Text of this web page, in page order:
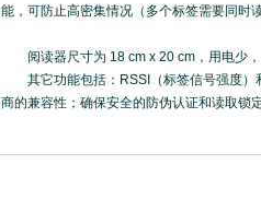
能，可防止高密集情况（多个标签需要同时
阅读器尺寸为 18 cm x 20 cm，用电少，
其它功能包括：RSSI（标签信号强度）
商的兼容性；确保安全的防伪认证和读取锁